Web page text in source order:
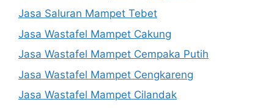
Jasa Saluran Mampet Tebet
Jasa Wastafel Mampet Cakung
Jasa Wastafel Mampet Cempaka Putih
Jasa Wastafel Mampet Cengkareng
Jasa Wastafel Mampet Cilandak